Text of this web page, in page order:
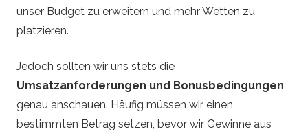
unser Budget zu erweitern und mehr Wetten zu
platzieren.
Jedoch sollten wir uns stets die
Umsatzanforderungen und Bonusbedingungen
genau anschauen. Häufig müssen wir einen
bestimmten Betrag setzen, bevor wir Gewinne aus